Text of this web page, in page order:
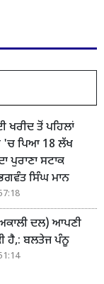
ਖਰੀਦ ਤੋਂ ਪਹਿਲਾਂ
'ਚ ਪਿਆ 18 ਲੱਖ
ਪੁਰਾਣਾ ਸਟਾਕ
ਸਿੰਘ ਮਾਨ
ਦਲ) ਆਪਣੀ
ਹੈ,: ਬਲਤੇਜ ਪੰਨੂ